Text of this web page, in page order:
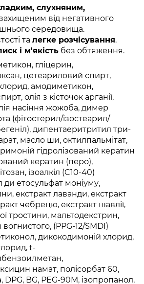
слухняним,
від негативного
середовища.
та легке розчісування.
і м'якість без обтяження.
гліцерин,
цетеариловий спирт,
амодиметикон,
олія з кісточок арганії,
насіння жожоба, димер
(фітостерил/ізостеарил/
дипентаеритритил три-
масло ши, октилпальмітат,
гідролізований кератин
кератин (перо),
ізоалкіл (C10-40)
ди етосульфат моніуму,
екстракт лаванди, екстракт
чебрецю, екстракт шавлії,
тростини, мальтодекстрин,
вогнистого, (PPG-12/SMDI)
дикокодимоній хлорид,
t-
намат, полісорбат 60,
DPG, BG, PEG-90M, ізопропанол,